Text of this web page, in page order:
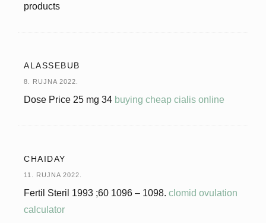
products
ALASSEBUB
8. RUJNA 2022.
Dose Price 25 mg 34 buying cheap cialis online
CHAIDAY
11. RUJNA 2022.
Fertil Steril 1993 ;60 1096 – 1098. clomid ovulation
calculator